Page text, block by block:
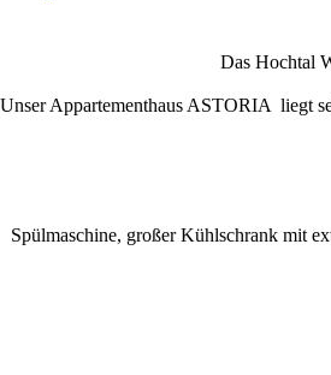
Das Hochtal
Unser Appartementhaus ASTORIA liegt
Spülmaschine, großer Kühlschrank mit